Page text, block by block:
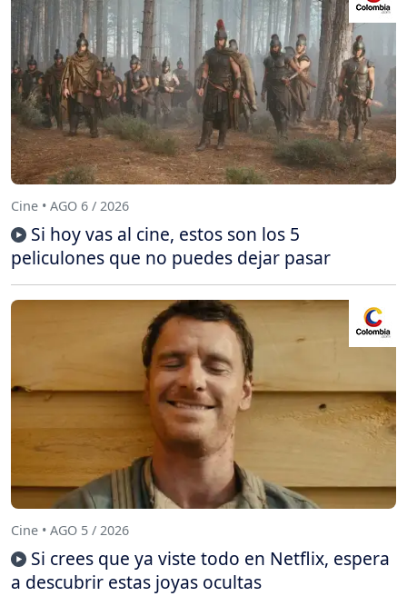
Cine • AGO 6 / 2026
Si hoy vas al cine, estos son los 5
peliculones que no puedes dejar pasar
Cine • AGO 5 / 2026
Si crees que ya viste todo en Netflix, espera
a descubrir estas joyas ocultas